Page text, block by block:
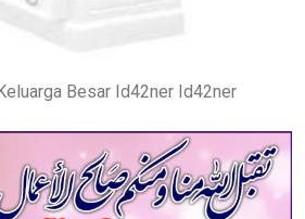
Besar Id42ner Id42ner